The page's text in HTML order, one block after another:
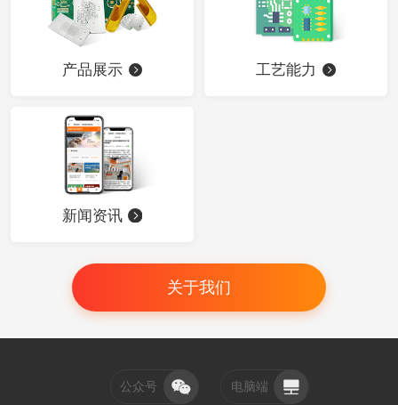
产品展示 工艺能力
新闻资讯
关于我们
公众号 电脑端